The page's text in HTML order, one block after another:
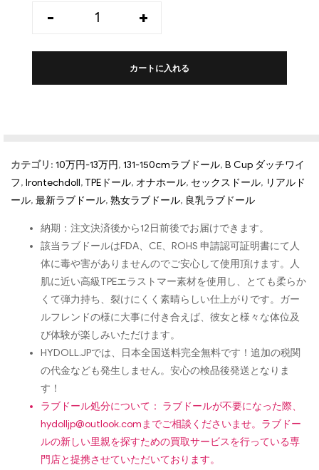
- +
カートに入れる
カテゴリ: 10万円-13万円, 131-150cmラブドール, B Cup ダッチワイ
フ, Irontechdoll, TPEドール, オナホール, セックスドール, リアルド
ール, 最新ラブドール, 熟女ラブドール, 良乳ラブドール
納期：注文決済後から12日前後でお届けできます。
該当ラブドールはFDA、CE、ROHS 申請認可証明書にて人
体に毒や害がありませんのでご安心して使用頂けます。人
肌に近い高級TPEエラストマー素材を使用し、とても柔らか
くて弾力持ち、裂けにくく素晴らしい仕上がりです。ガー
ルフレンドの様に大事に付き合えば、彼女と様々な体位及
び体験が楽しみいただけます。
HYDOLL.JPでは、日本全国送料完全無料です！追加の税関
の代金なども発生しません。安心の検品後発送となりま
す！
ラブドール処分について： ラブドールが不要になった際、
hydolljp@outlook.comまでご相談くださいませ。ラブドー
ルの新しい里親を探すための買取サービスを行っている専
門店と提携させていただいております。